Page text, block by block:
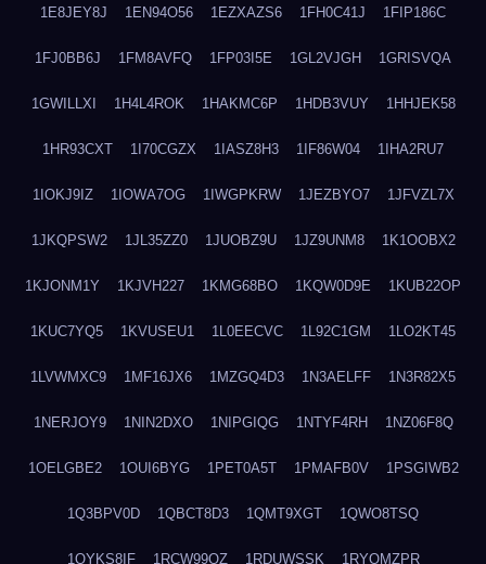
1E8JEY8J 1EN94O56 1EZXAZS6 1FH0C41J 1FIP186C
1FJ0BB6J 1FM8AVFQ 1FP03I5E 1GL2VJGH 1GRISVQA
1GWILLXI 1H4L4ROK 1HAKMC6P 1HDB3VUY 1HHJEK58
1HR93CXT 1I70CGZX 1IASZ8H3 1IF86W04 1IHA2RU7
1IOKJ9IZ 1IOWA7OG 1IWGPKRW 1JEZBYO7 1JFVZL7X
1JKQPSW2 1JL35ZZ0 1JUOBZ9U 1JZ9UNM8 1K1OOBX2
1KJONM1Y 1KJVH227 1KMG68BO 1KQW0D9E 1KUB22OP
1KUC7YQ5 1KVUSEU1 1L0EECVC 1L92C1GM 1LO2KT45
1LVWMXC9 1MF16JX6 1MZGQ4D3 1N3AELFF 1N3R82X5
1NERJOY9 1NIN2DXO 1NIPGIQG 1NTYF4RH 1NZ06F8Q
1OELGBE2 1OUI6BYG 1PET0A5T 1PMAFB0V 1PSGIWB2
1Q3BPV0D 1QBCT8D3 1QMT9XGT 1QWO8TSQ
1QYKS8IF 1RCW99QZ 1RDUWSSK 1RYOMZPR